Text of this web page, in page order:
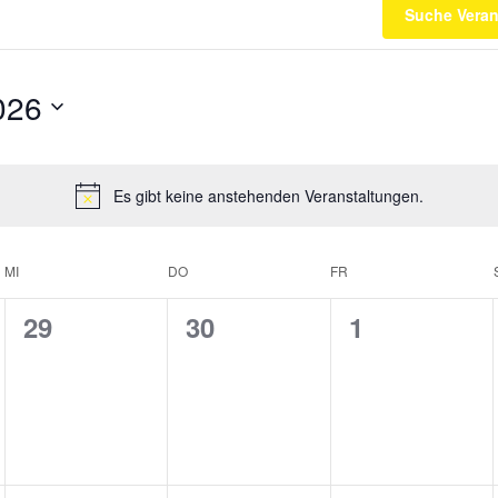
Es gibt keine anstehenden Veranstaltungen.
Suche
MI DO FR
0
29
0
30
0
1